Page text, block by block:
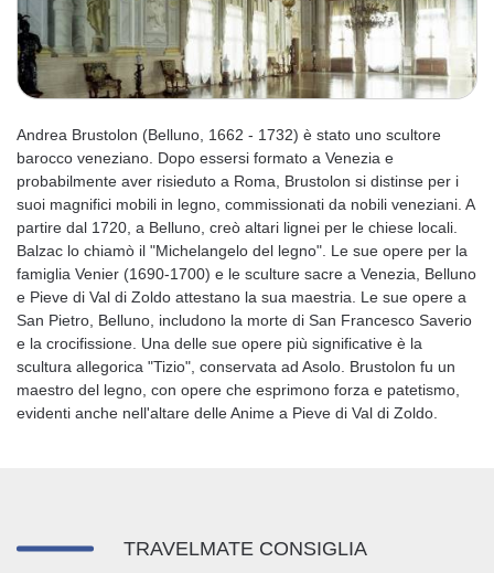
Andrea Brustolon (Belluno, 1662 - 1732) è stato uno scultore
barocco veneziano. Dopo essersi formato a Venezia e
probabilmente aver risieduto a Roma, Brustolon si distinse per i
suoi magnifici mobili in legno, commissionati da nobili veneziani. A
partire dal 1720, a Belluno, creò altari lignei per le chiese locali.
Balzac lo chiamò il "Michelangelo del legno". Le sue opere per la
famiglia Venier (1690-1700) e le sculture sacre a Venezia, Belluno
e Pieve di Val di Zoldo attestano la sua maestria. Le sue opere a
San Pietro, Belluno, includono la morte di San Francesco Saverio
e la crocifissione. Una delle sue opere più significative è la
scultura allegorica "Tizio", conservata ad Asolo. Brustolon fu un
maestro del legno, con opere che esprimono forza e patetismo,
evidenti anche nell'altare delle Anime a Pieve di Val di Zoldo.
TRAVELMATE CONSIGLIA